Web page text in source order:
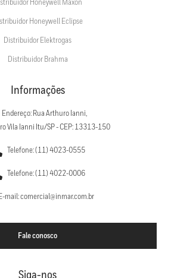
Honeywell Maxon
Honeywell Eclipse
Distribuidor Elektrogas
Distribuidor Brahma
Informações
Endereço: Rua Arthuro Ianni,
Vila Ianni Itu/SP - CEP: 13313-150
Telefone: (11) 4023-0555
Telefone: (11) 4022-0006
E-mail: comercial@inmar.com.br
Fale conosco
Siga-nos